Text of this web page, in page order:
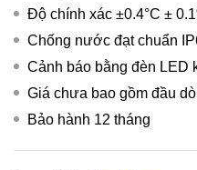
Độ chính xác ±0.4°C ±
Chống nước đạt chuẩn
Cảnh báo bằng đèn LED
Giá chưa bao gồm đầu
Bảo hành 12 tháng